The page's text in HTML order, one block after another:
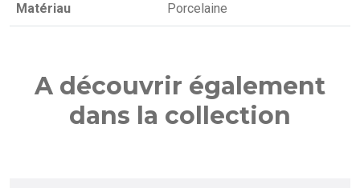
Matériau Porcelaine
A découvrir également
dans la collection